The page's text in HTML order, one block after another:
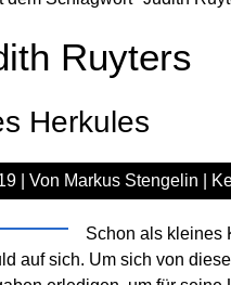
Ruyters
Herkules
| Von Markus Stengelin
Schon als kleines
auf sich. Um sich von